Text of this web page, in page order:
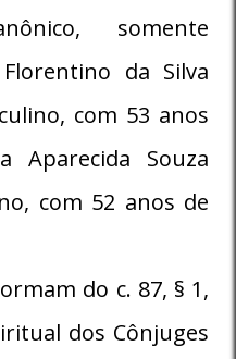
somente
da Silva
com 53 anos
Aparecida Souza
com 52 anos de
do c. 87, § 1,
dos Cônjuges